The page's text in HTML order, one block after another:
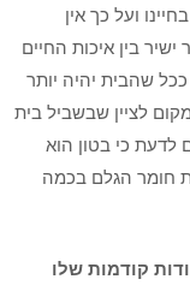
ועל כך אין
בין איכות החיים
שהבית יהיה יותר
לציין שבשביל בית
לדעת כי בטון הוא
חומר הגלם בכמה
קודמות שלו